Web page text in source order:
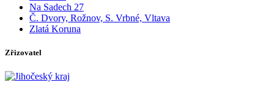
Na Sadech 27
Č. Dvory, Rožnov, S. Vrbné, Vltava
Zlatá Koruna
Zřizovatel